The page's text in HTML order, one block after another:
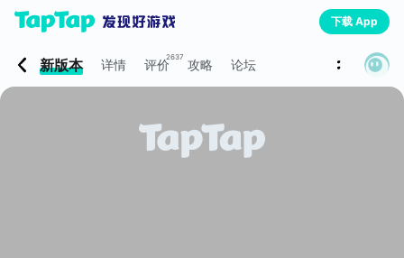
下载 App
新版本 详情 评价2637 攻略 论坛